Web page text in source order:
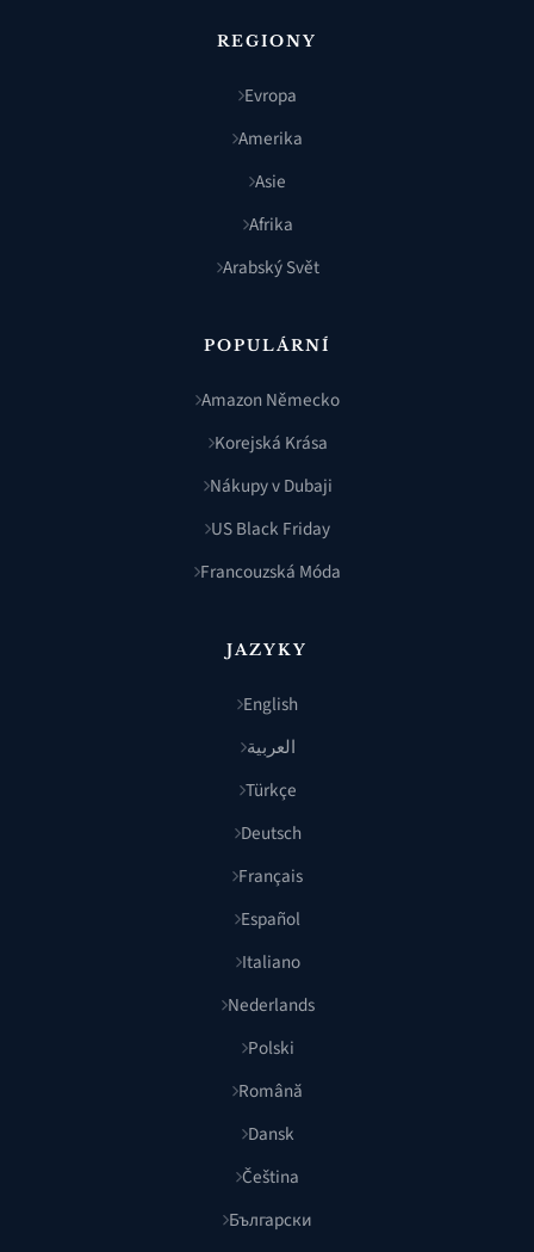
REGIONY
Evropa
Amerika
Asie
Afrika
Arabský Svět
POPULÁRNÍ
Amazon Německo
Korejská Krása
Nákupy v Dubaji
US Black Friday
Francouzská Móda
JAZYKY
English
العربية
Türkçe
Deutsch
Français
Español
Italiano
Nederlands
Polski
Română
Dansk
Čeština
Български